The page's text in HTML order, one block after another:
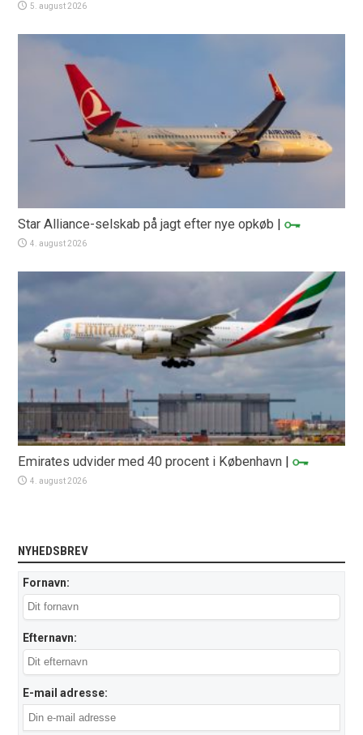
5. august 2026
Star Alliance-selskab på jagt efter nye opkøb |
4. august 2026
Emirates udvider med 40 procent i København |
4. august 2026
NYHEDSBREV
Fornavn:
Efternavn:
E-mail adresse: